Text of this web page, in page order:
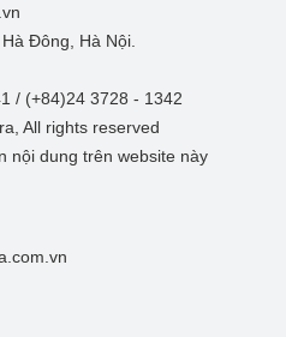
Đông, Hà Nội.
/ (+84)24 3728 - 1342
All rights reserved
nội dung trên website này